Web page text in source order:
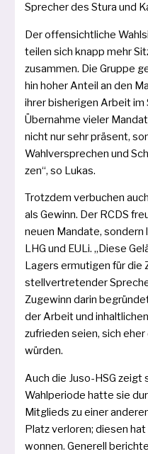
Sprecher des Stura und
Der offen­sicht­li­che
tei­len sich knapp mehr
zusam­men. Die Gruppe
hin hoher Anteil an den
ihrer bis­he­ri­gen Arbeit im
Übernahme vie­ler
nicht nur sehr prä­sent,
Wahlversprechen und
zen“, so Lukas.
Trotzdem ver­bu­chen
als Gewinn. Der RCDS
neu­en Mandate,
LHG und EULi. „Diese
Lagers ermu­ti­gen für die
stell­ver­tre­ten­der
Zugewinn dar­in
der Arbeit und
zufrie­den sei­en, sich
würden.
Auch die Juso-HSG zeigt
Wahlperiode hat­te sie
Mitglieds zu einer
Platz ver­lo­ren; die­sen
won­nen. Generell